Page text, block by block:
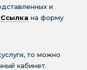
и
Ссылка на форму
то можно
кабинет.